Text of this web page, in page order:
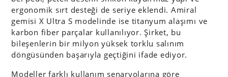
ergonomik sırt desteği de seriye eklendi. Amiral
gemisi X Ultra S modelinde ise titanyum alaşımı ve
karbon fiber parçalar kullanılıyor. Şirket, bu
bileşenlerin bir milyon yüksek torklu salınım
döngüsünden başarıyla geçtiğini ifade ediyor.
Modeller farklı kullanım senaryolarına göre